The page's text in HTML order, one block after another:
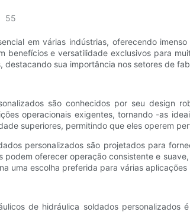
55
em várias indústrias, oferecendo
benefícios e versatilidade exclusivos para
destacando sua importância nos setores de
são conhecidos por seu design
operacionais exigentes, tornando -as
superiores, permitindo que eles operem
personalizados são projetados para
podem oferecer operação consistente e
uma escolha preferida para várias
de hidráulica soldados